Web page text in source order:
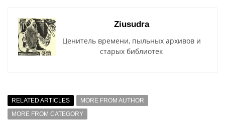
Ziusudra
Ценитель времени, пыльных архивов и
старых библиотек
RELATED ARTICLES
MORE FROM AUTHOR
MORE FROM CATEGORY